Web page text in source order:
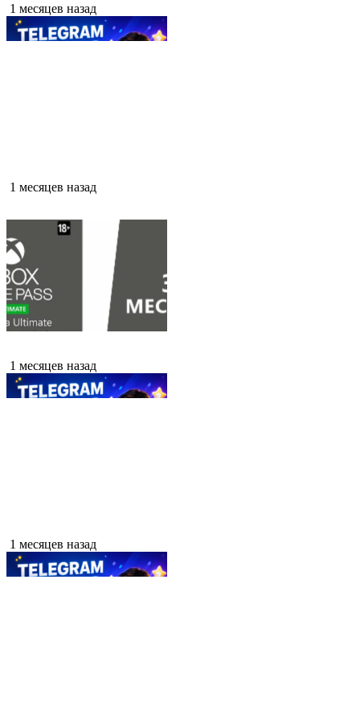
1 месяцев назад
1 месяцев назад
1 месяцев назад
1 месяцев назад